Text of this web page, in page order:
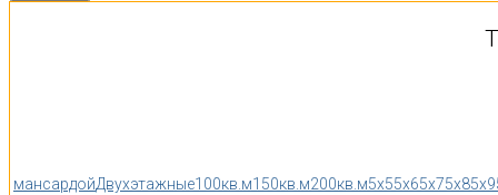
мансардойДвухэтажные100кв.м150кв.м200кв.м5x55x65x75x85x9